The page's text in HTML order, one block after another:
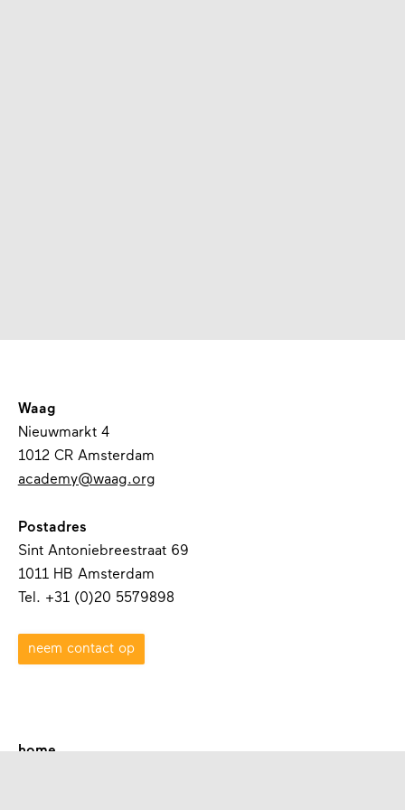
Waag
Nieuwmarkt 4
1012 CR Amsterdam
academy@waag.org
Postadres
Sint Antoniebreestraat 69
1011 HB Amsterdam
Tel. +31 (0)20 5579898
neem contact op
home